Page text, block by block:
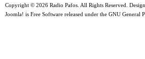
Copyright © 2026 Radio Pafos. All Rights Reserved.
Joomla! is Free Software released under the GNU General